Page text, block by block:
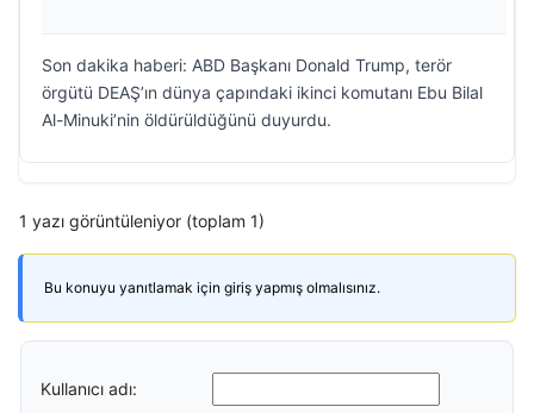
Son dakika haberi: ABD Başkanı Donald Trump, terör
örgütü DEAŞ’ın dünya çapındaki ikinci komutanı Ebu Bilal
Al-Minuki’nin öldürüldüğünü duyurdu.
1 yazı görüntüleniyor (toplam 1)
Bu konuyu yanıtlamak için giriş yapmış olmalısınız.
Kullanıcı adı: